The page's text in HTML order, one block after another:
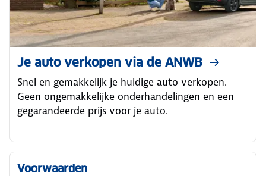
Je auto verkopen via de ANWB
Snel en gemakkelijk je huidige auto verkopen.
Geen ongemakkelijke onderhandelingen en een
gegarandeerde prijs voor je auto.
Voorwaarden